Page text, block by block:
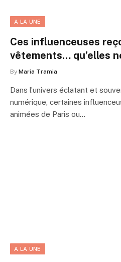
A LA UNE
Ces influenceuses
vêtements… qu’elles
By Maria Tramia
Dans l’univers éclatant et
numérique, certaines
animées de Paris ou…
A LA UNE